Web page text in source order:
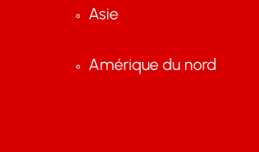
Asie
Amérique du nord